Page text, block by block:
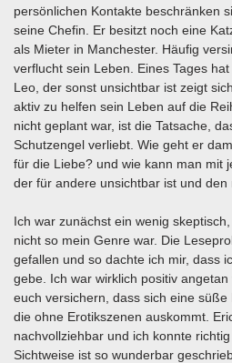
persönlichen Kontakte beschränken
seine Chefin. Er besitzt noch eine
als Mieter in Manchester. Häufig
verflucht sein Leben. Eines Tages
Leo, der sonst unsichtbar ist zeigt
aktiv zu helfen sein Leben auf die
nicht geplant war, ist die Tatsache,
Schutzengel verliebt. Wie geht er
für die Liebe? und wie kann man mit
der für andere unsichtbar ist und
Ich war zunächst ein wenig
nicht so mein Genre war. Die
gefallen und so dachte ich mir, dass
gebe. Ich war wirklich positiv
euch versichern, dass sich eine süße
die ohne Erotikszenen auskommt.
nachvollziehbar und ich konnte
Sichtweise ist so wunderbar